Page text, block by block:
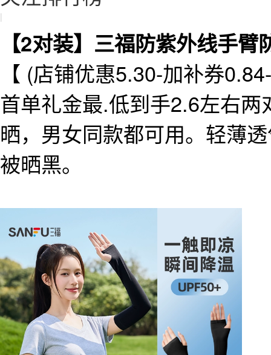
|
【2对装】三福防紫外线手臂
【 (店铺优惠5.30-加补券
首单礼金最.低到手2.6左右
晒，男女同款都可用。轻薄
被晒黑。